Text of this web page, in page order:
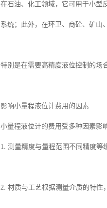
在石油、化工领域，它可用于小型
系统；此外，在环卫、商砼、矿山
特别是在需要高精度液位控制的场
影响小量程液位计费用的因素
小量程液位计的费用受多种因素影
1. 测量精度与量程范围不同精度等
2. 材质与工艺根据测量介质的特性